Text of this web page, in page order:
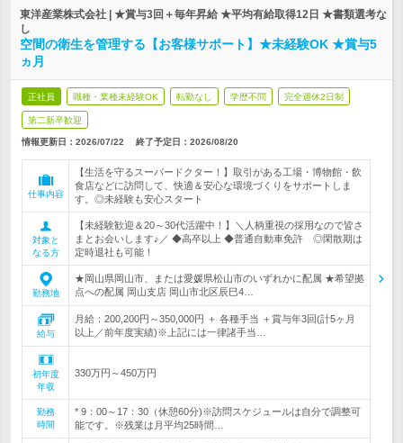
東洋産業株式会社 | ★賞与3回＋毎年昇給 ★平均有給取得12日 ★書類選考な
し
空間の衛生を管理する【お客様サポート】★未経験OK ★賞与5
ヵ月
正社員 職種・業種未経験OK 転勤なし 学歴不問 完全週休2日制
第二新卒歓迎
情報更新日：2026/07/22 終了予定日： 2026/08/20
仕事内容
【生活を守るスーパードクター！】取引がある工場・博物館・飲
食店などに訪問して、快適＆安心な環境づくりをサポートしま
す。◎未経験も安心スタート
対象と
なる方
【未経験歓迎＆20～30代活躍中！】＼人柄重視の採用なので皆さ
まとお会いします♪／ ◆高卒以上 ◆普通自動車免許 ◎閑散期は
定時退社も可能！
勤務地
★岡山県岡山市、または愛媛県松山市のいずれかに配属 ★希望拠
点への配属 岡山支店 岡山市北区辰巳4…
給与
月給：200,200円～350,000円 ＋ 各種手当 ＋賞与年3回(計5ヶ月
以上／前年度実績)※上記には一律諸手当…
初年度
年収
330万円～450万円
勤務
時間
* 9：00～17：30（休憩60分)※訪問スケジュールは自分で調整可
能です。※残業は月平均25時間…